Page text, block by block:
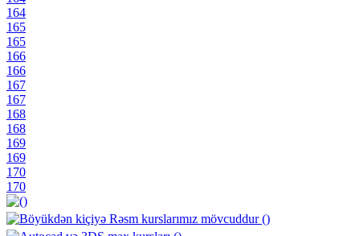
164
165
165
166
166
167
167
168
168
169
169
170
170